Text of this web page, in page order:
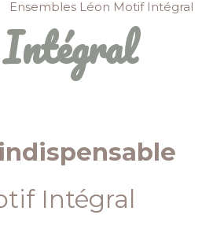
Ensembles Léon Motif Intégral
Intégral
Intégral